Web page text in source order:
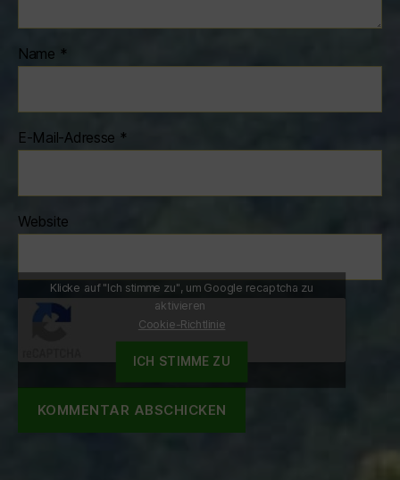
Name *
E-Mail-Adresse *
Website
Klicke auf "Ich stimme zu", um Google recaptcha zu
aktivieren
Cookie-Richtlinie
ICH STIMME ZU